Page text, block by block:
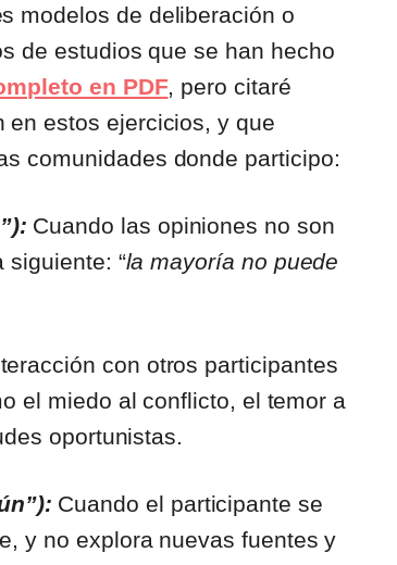
modelos de deliberación o
de estudios que se han hecho
en PDF, pero citaré
en estos ejercicios, y que
comunidades donde participo:
Cuando las opiniones no son
“la mayoría no puede
con otros participantes
el miedo al conflicto, el temor a
oportunistas.
Cuando el participante se
y no explora nuevas fuentes y